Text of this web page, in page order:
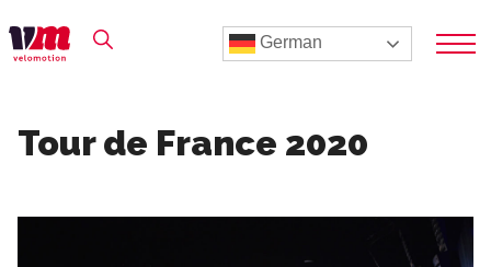
German
Tour de France 2020